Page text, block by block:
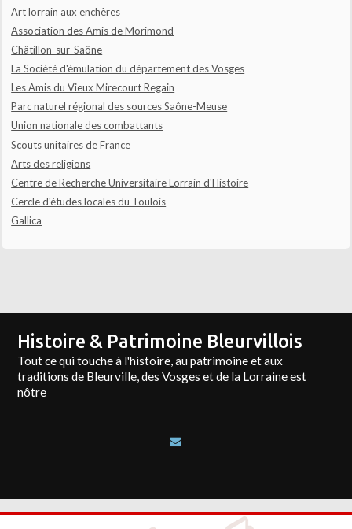
Art lorrain aux enchères
Association des Amis de Morimond
Châtillon-sur-Saône
La Société d'émulation du département des Vosges
Les Amis du Vieux Mirecourt Regain
Parc naturel régional des sources Saône-Meuse
Union nationale des combattants
Scouts unitaires de France
Arts des religions
Centre de Recherche Universitaire Lorrain d'Histoire
Cercle d'études locales du Toulois
Gallica
Histoire & Patrimoine Bleurvillois
Tout ce qui touche à l'histoire, au patrimoine et aux
traditions de Bleurville, des Vosges et de la Lorraine est
nôtre